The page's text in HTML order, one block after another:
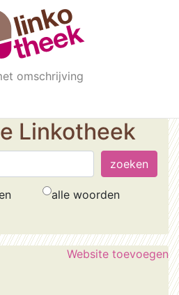
omschrijving
Linkotheek
alle woorden
Website toevoegen